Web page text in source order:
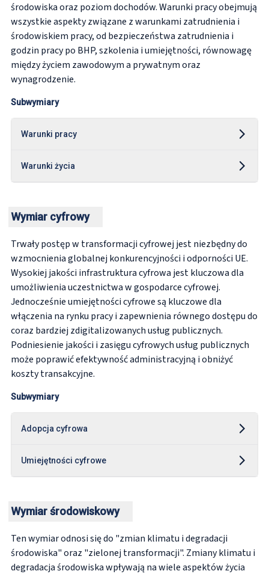
środowiska oraz poziom dochodów. Warunki pracy obejmują
wszystkie aspekty związane z warunkami zatrudnienia i
środowiskiem pracy, od bezpieczeństwa zatrudnienia i
godzin pracy po BHP, szkolenia i umiejętności, równowagę
między życiem zawodowym a prywatnym oraz
wynagrodzenie.
Subwymiary
Warunki pracy
Warunki życia
Wymiar cyfrowy
Trwały postęp w transformacji cyfrowej jest niezbędny do
wzmocnienia globalnej konkurencyjności i odporności UE.
Wysokiej jakości infrastruktura cyfrowa jest kluczowa dla
umożliwienia uczestnictwa w gospodarce cyfrowej.
Jednocześnie umiejętności cyfrowe są kluczowe dla
włączenia na rynku pracy i zapewnienia równego dostępu do
coraz bardziej zdigitalizowanych usług publicznych.
Podniesienie jakości i zasięgu cyfrowych usług publicznych
może poprawić efektywność administracyjną i obniżyć
koszty transakcyjne.
Subwymiary
Adopcja cyfrowa
Umiejętności cyfrowe
Wymiar środowiskowy
Ten wymiar odnosi się do "zmian klimatu i degradacji
środowiska" oraz "zielonej transformacji". Zmiany klimatu i
degradacja środowiska wpływają na wiele aspektów życia